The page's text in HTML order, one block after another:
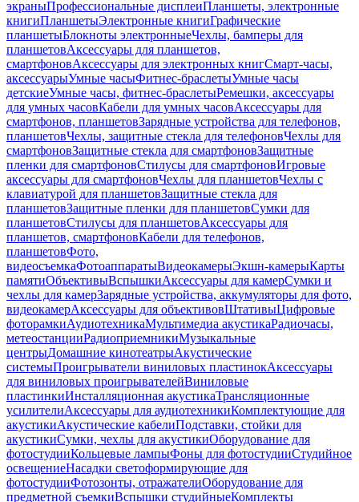
экраныПрофессиональные дисплеиПланшеты, электронные
книгиПланшетыЭлектронные книгиГрафические
планшетыБлокноты электронныеЧехлы, бамперы для
планшетовАксессуары для планшетов,
смартфоновАксессуары для электронных книгСмарт-часы,
аксессуарыУмные часыФитнес-браслетыУмные часы
детскиеУмные часы, фитнес-браслетыРемешки, аксессуары
для умных часовКабели для умных часовАксессуары для
смартфонов, планшетовЗарядные устройства для телефонов,
планшетовЧехлы, защитные стекла для телефоновЧехлы для
смартфоновЗащитные стекла для смартфоновЗащитные
пленки для смартфоновСтилусы для смартфоновИгровые
аксессуары для смартфоновЧехлы для планшетовЧехлы с
клавиатурой для планшетовЗащитные стекла для
планшетовЗащитные пленки для планшетовСумки для
планшетовСтилусы для планшетовАксессуары для
планшетов, смартфоновКабели для телефонов,
планшетовФото,
видеосъемкаФотоаппаратыВидеокамерыЭкшн-камерыКарты
памятиОбъективыВспышкиАксессуары для камерСумки и
чехлы для камерЗарядные устройства, аккумуляторы для фото,
видеокамерАксессуары для объективовШтативыЦифровые
фоторамкиАудиотехникаМультимедиа акустикаРадиочасы,
метеостанцииРадиоприемникиМузыкальные
центрыДомашние кинотеатрыАкустические
системыПроигрыватели виниловых пластинокАксессуары
для виниловых проигрывателейВиниловые
пластинкиИнсталляционная акустикаТрансляционные
усилителиАксессуары для аудиотехникиКомплектующие для
акустикиАкустические кабелиПодставки, стойки для
акустикиСумки, чехлы для акустикиОборудование для
фотостудииКольцевые лампыФоны для фотостудииСтудийное
освещениеНасадки светоформирующие для
фотостудииФотозонты, отражателиОборудование для
предметной съемкиВспышки студийныеКомплекты